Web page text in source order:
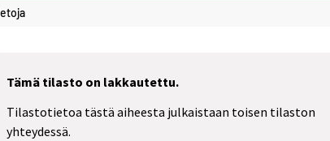
Tämä tilasto on lakkautettu.
Tilastotietoa tästä aiheesta julkaistaan toisen tilaston
yhteydessä.